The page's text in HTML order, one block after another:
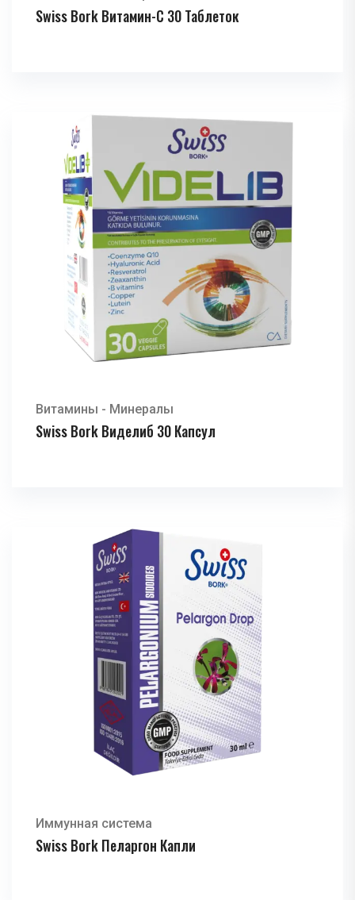
Swiss Bork Витамин-C 30 Таблеток
Витамины - Минералы
Swiss Bork Виделиб 30 Капсул
Иммунная система
Swiss Bork Пеларгон Капли